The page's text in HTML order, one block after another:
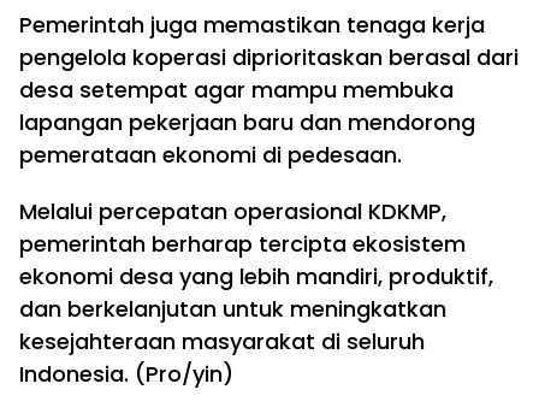
Pemerintah juga memastikan tenaga kerja
pengelola koperasi diprioritaskan berasal dari
desa setempat agar mampu membuka
lapangan pekerjaan baru dan mendorong
pemerataan ekonomi di pedesaan.
Melalui percepatan operasional KDKMP,
pemerintah berharap tercipta ekosistem
ekonomi desa yang lebih mandiri, produktif,
dan berkelanjutan untuk meningkatkan
kesejahteraan masyarakat di seluruh
Indonesia. (Pro/yin)